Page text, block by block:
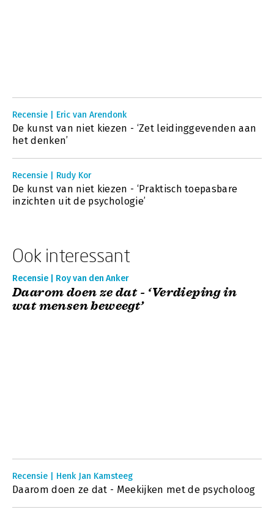
Recensie | Eric van Arendonk
De kunst van niet kiezen - ‘Zet leidinggevenden aan
het denken’
Recensie | Rudy Kor
De kunst van niet kiezen - ‘Praktisch toepasbare
inzichten uit de psychologie’
Ook interessant
Recensie | Roy van den Anker
Daarom doen ze dat - ‘Verdieping in
wat mensen beweegt’
Recensie | Henk Jan Kamsteeg
Daarom doen ze dat - Meekijken met de psycholoog